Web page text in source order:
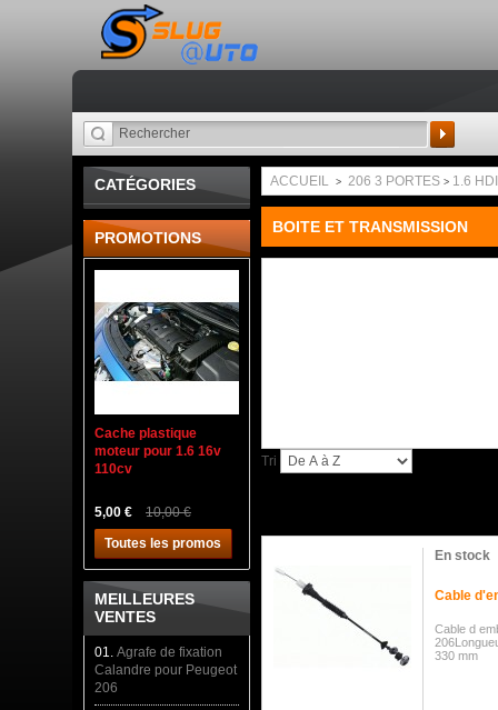
CATÉGORIES
PROMOTIONS
Cache plastique
moteur pour 1.6 16v
110cv
5,00 €
10,00 €
Toutes les promos
MEILLEURES
VENTES
01. Agrafe de fixation
Calandre pour Peugeot
206
ACCUEIL > 206 3 PORTES > 1.6
BOITE ET TRANSMISSION
Tri
En stock
Cable
Cable d
330 mm